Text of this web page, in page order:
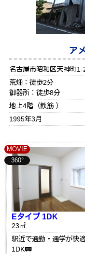
ア
名古屋市昭和区天神町1-
荒畑：徒歩2分
御器所：徒歩8分
地上4階（鉄筋 ）
1995年3月
MOVIE
360°
Eタイプ 1DK
23㎡
駅近で通勤・通学が快
1DK🚃